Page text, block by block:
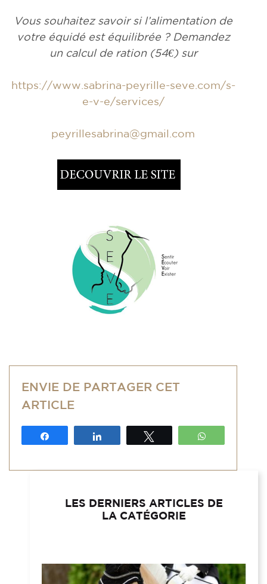
Vous souhaitez savoir si l’alimentation de
votre équidé est équilibrée ? Demandez
un calcul de ration (54€) sur
https://www.sabrina-peyrille-seve.com/s-
e-v-e/services/
peyrillesabrina@gmail.com
ENVIE DE PARTAGER CET
ARTICLE
LES DERNIERS ARTICLES DE
LA CATÉGORIE